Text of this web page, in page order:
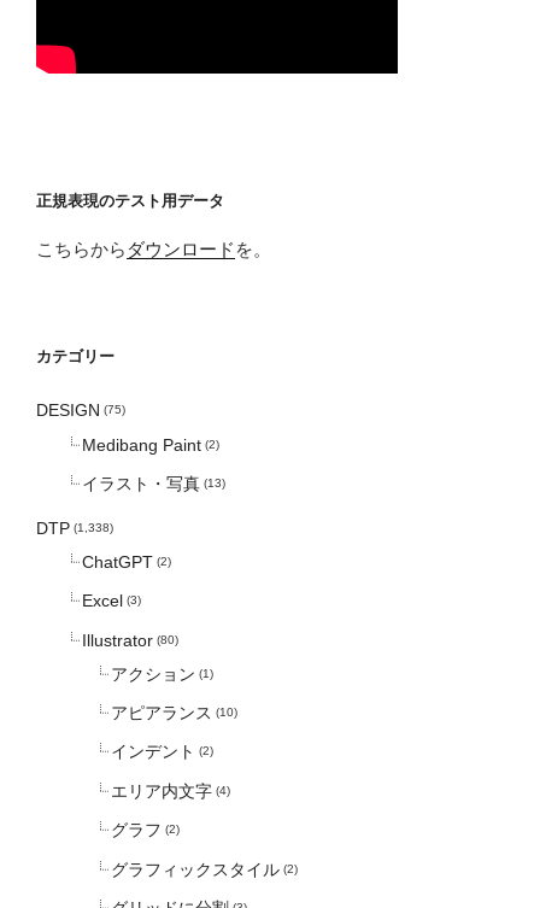
正規表現のテスト用データ
こちらから ダウンロード を。
カテゴリー
DESIGN (75)
Medibang Paint (2)
イラスト・写真 (13)
DTP (1,338)
ChatGPT (2)
Excel (3)
Illustrator (80)
アクション (1)
アピアランス (10)
インデント (2)
エリア内文字 (4)
グラフ (2)
グラフィックスタイル (2)